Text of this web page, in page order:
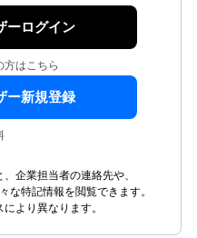
ーログイン
方はこちら
ー新規登録
企業担当者の連絡先や、
な特記情報を閲覧できます。
より異なります。